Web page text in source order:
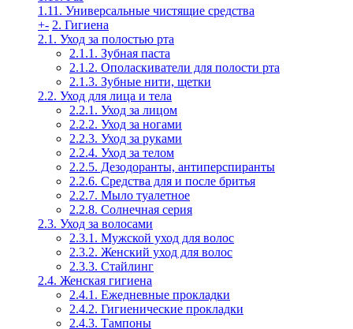
1.11. Универсальные чистящие средства
+- 2. Гигиена
2.1. Уход за полостью рта
2.1.1. Зубная паста
2.1.2. Ополаскиватели для полости рта
2.1.3. Зубные нити, щетки
2.2. Уход для лица и тела
2.2.1. Уход за лицом
2.2.2. Уход за ногами
2.2.3. Уход за руками
2.2.4. Уход за телом
2.2.5. Дезодоранты, антиперспиранты
2.2.6. Средства для и после бритья
2.2.7. Мыло туалетное
2.2.8. Солнечная серия
2.3. Уход за волосами
2.3.1. Мужской уход для волос
2.3.2. Женский уход для волос
2.3.3. Стайлинг
2.4. Женская гигиена
2.4.1. Ежедневные прокладки
2.4.2. Гигиенические прокладки
2.4.3. Тампоны